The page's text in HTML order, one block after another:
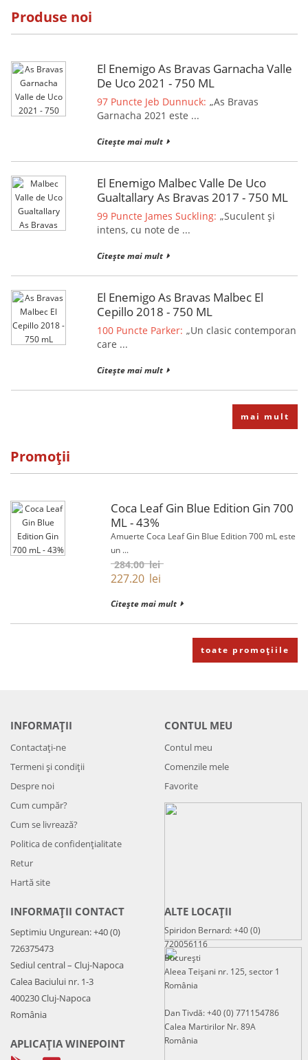
Produse noi
El Enemigo As Bravas Garnacha Valle
De Uco 2021 - 750 ML
97 Puncte Jeb Dunnuck: „As Bravas
Garnacha 2021 este ...
Citește mai mult
El Enemigo Malbec Valle De Uco
Gualtallary As Bravas 2017 - 750 ML
99 Puncte James Suckling: „Suculent și
intens, cu note de ...
Citește mai mult
El Enemigo As Bravas Malbec El
Cepillo 2018 - 750 ML
100 Puncte Parker: „Un clasic contemporan
care ...
Citește mai mult
mai mult
Promoții
Coca Leaf Gin Blue Edition Gin 700
ML - 43%
Amuerte Coca Leaf Gin Blue Edition 700 mL este
un ...
284.00lei
227.20 lei
Citește mai mult
toate promoțiile
INFORMAȚII
Contactați-ne
Termeni și condiții
Despre noi
Cum cumpăr?
Cum se livrează?
Politica de confidenţialitate
Retur
Hartă site
CONTUL MEU
Contul meu
Comenzile mele
Favorite
INFORMAȚII CONTACT
Septimiu Ungurean: +40 (0)
726375473
Sediul central – Cluj-Napoca
Calea Baciului nr. 1-3
400230 Cluj-Napoca
România
APLICAȚIA WINEPOINT
ALTE LOCAȚII
Spiridon Bernard: +40 (0)
720056116
București
Aleea Teișani nr. 125, sector 1
România
Dan Tivdă: +40 (0) 771154786
Calea Martirilor Nr. 89A
România